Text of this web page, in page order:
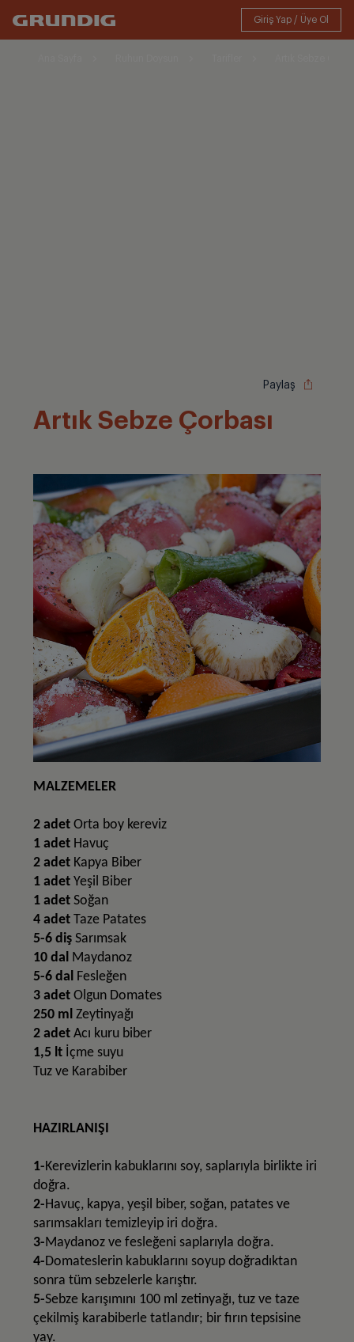
Paylaş
Artık Sebze Çorbası
MALZEMELER
2 adet Orta boy kereviz
1 adet Havuç
2 adet Kapya Biber
1 adet Yeşil Biber
1 adet Soğan
4 adet Taze Patates
5-6 diş Sarımsak
10 dal Maydanoz
5-6 dal Fesleğen
3 adet Olgun Domates
250 ml Zeytinyağı
2 adet Acı kuru biber
1,5 lt İçme suyu
Tuz ve Karabiber
HAZIRLANIŞI
1-Kerevizlerin kabuklarını soy, saplarıyla birlikte iri
doğra.
2-Havuç, kapya, yeşil biber, soğan, patates ve
sarımsakları temizleyip iri doğra.
3-Maydanoz ve fesleğeni saplarıyla doğra.
4-Domateslerin kabuklarını soyup doğradıktan
sonra tüm sebzelerle karıştır.
5-Sebze karışımını 100 ml zetinyağı, tuz ve taze
çekilmiş karabiberle tatlandır; bir fırın tepsisine
yay.